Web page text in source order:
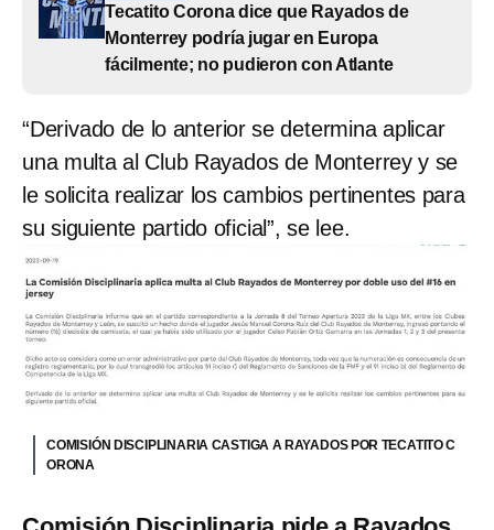
Tecatito Corona dice que Rayados de
Monterrey podría jugar en Europa
fácilmente; no pudieron con Atlante
“Derivado de lo anterior se determina aplicar
una multa al Club Rayados de Monterrey y se
le solicita realizar los cambios pertinentes para
su siguiente partido oficial”, se lee.
COMISIÓN DISCIPLINARIA CASTIGA A RAYADOS POR TECATITO C
ORONA